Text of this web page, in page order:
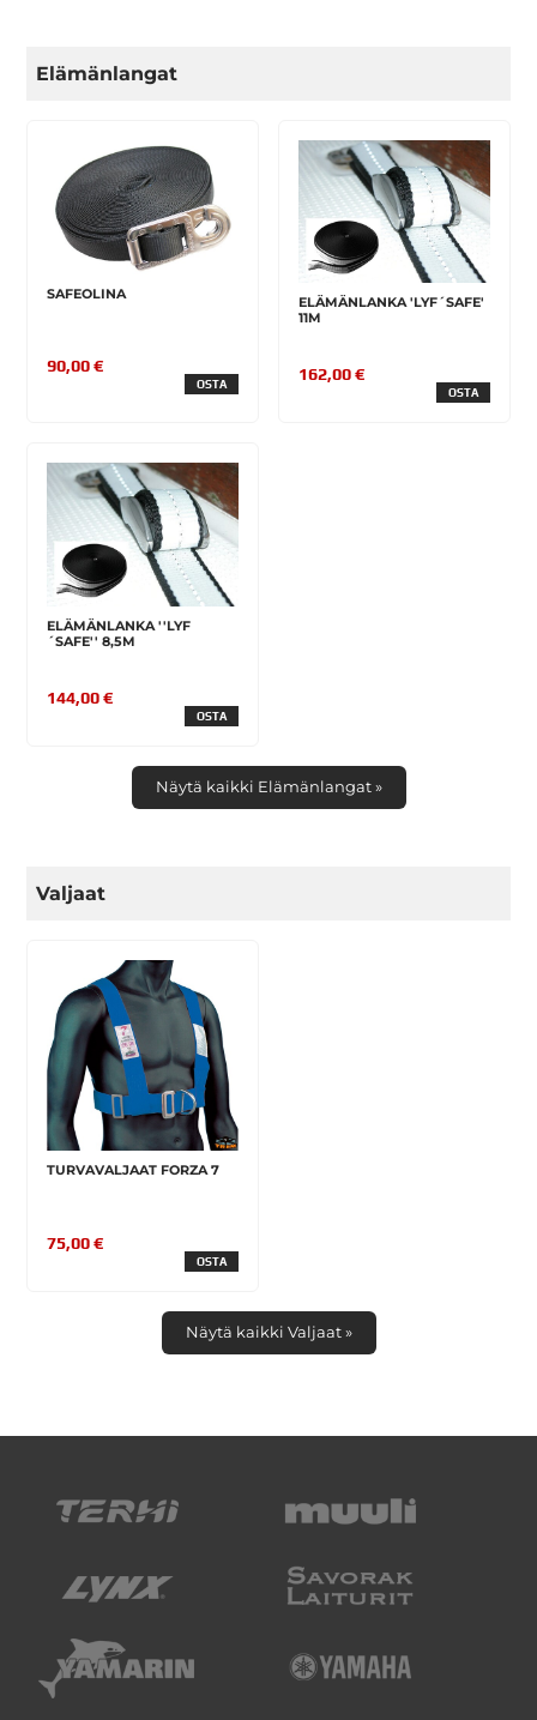
Elämänlangat
SAFEOLINA
90,00 €
OSTA
ELÄMÄNLANKA 'LYF´SAFE'
11M
162,00 €
OSTA
ELÄMÄNLANKA ''LYF
´SAFE'' 8,5M
144,00 €
OSTA
Näytä kaikki Elämänlangat »
Valjaat
TURVAVALJAAT FORZA 7
75,00 €
OSTA
Näytä kaikki Valjaat »